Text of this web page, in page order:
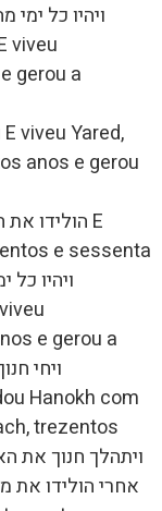
gerou a
anos e gerou
e sessenta
e gerou a
trezentos
אחרי הולידו את